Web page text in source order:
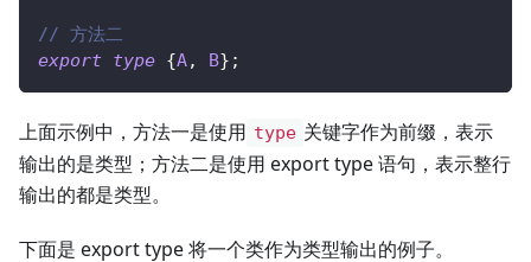
// 方法二
export type {A, B} ;
上面示例中，方法一是使用 type 关键字作为前缀，表示
输出的是类型；方法二是使用 export type 语句，表示整行
输出的都是类型。
下面是 export type 将一个类作为类型输出的例子。